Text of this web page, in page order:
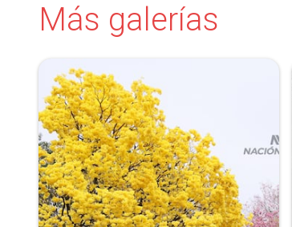
Más galerías